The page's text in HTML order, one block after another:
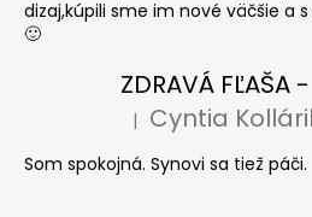
dizaj,kúpili sme im nové väčšie a
🙂
ZDRAVÁ
Hodnotenie produktu
| Cyntia
Som spokojná. Synovi sa tiež páči.